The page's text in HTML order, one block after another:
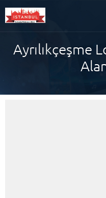
Ayrılıkçeşme